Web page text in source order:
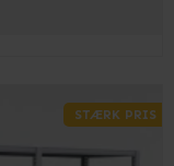
STÆRK PRIS